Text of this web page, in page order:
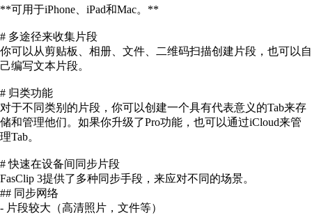
**可用于iPhone、iPad和Mac。**
# 多途径来收集片段
你可以从剪贴板、相册、文件、二维码扫描创建片段，也可以自
己编写文本片段。
# 归类功能
对于不同类别的片段，你可以创建一个具有代表意义的Tab来存
储和管理他们。如果你升级了Pro功能，也可以通过iCloud来管
理Tab。
# 快速在设备间同步片段
FasClip 3提供了多种同步手段，来应对不同的场景。
## 同步网络
- 片段较大（高清照片，文件等）